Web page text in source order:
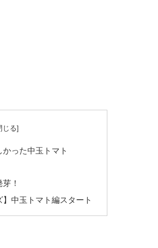
った中玉トマト
！
中玉トマト編スタート